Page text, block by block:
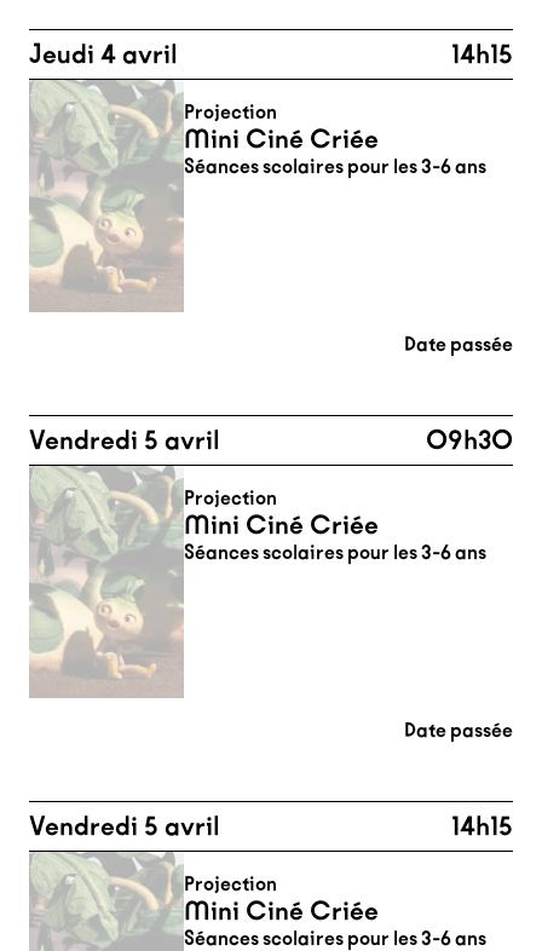
Jeudi 4 avril 14h15
Projection
Mini Ciné Criée
Séances scolaires pour les 3-6 ans
Date passée
Vendredi 5 avril 09h30
Projection
Mini Ciné Criée
Séances scolaires pour les 3-6 ans
Date passée
Vendredi 5 avril 14h15
Projection
Mini Ciné Criée
Séances scolaires pour les 3-6 ans